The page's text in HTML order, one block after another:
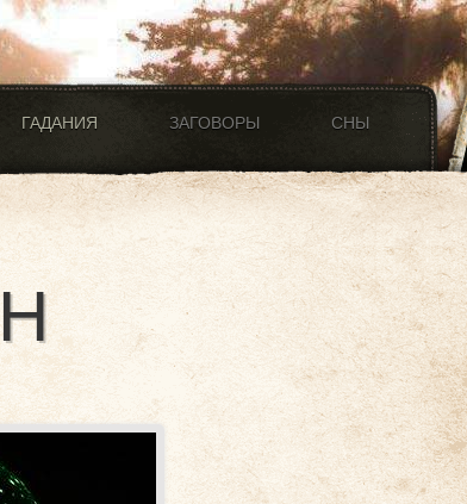
ГАДАНИЯ ЗАГОВОРЫ СНЫ